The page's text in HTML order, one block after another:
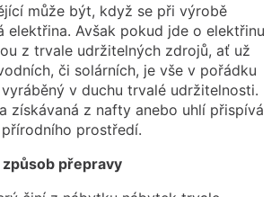
může být, když se při výrobě
elektřina. Avšak pokud jde o elektřinu
z trvale udržitelných zdrojů, ať už
či solárních, je vše v pořádku
v duchu trvalé udržitelnosti.
získávaná z nafty anebo uhlí přispívá
prostředí.
přepravy